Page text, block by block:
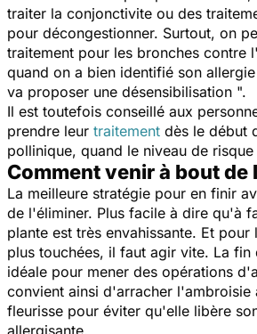
traiter la conjonctivite ou des
pour décongestionner. Surtout, on
traitement pour les bronches contre
quand on a bien identifié son
va proposer une désensibilisation ".
Il est toutefois conseillé aux
prendre leur traitement dès le début
pollinique, quand le niveau de
Comment venir à bout de
La meilleure stratégie pour en finir
de l'éliminer. Plus facile à dire qu'à
plante est très envahissante. Et pour
plus touchées, il faut agir vite. La fin
idéale pour mener des opérations
convient ainsi d'arracher l'ambroisie
fleurisse pour éviter qu'elle libère
allergisante.